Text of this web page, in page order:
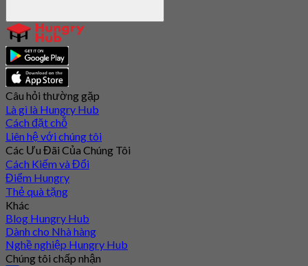
Câu hỏi thường gặp
Là gì là Hungry Hub
Cách đặt chỗ
Liên hệ với chúng tôi
Các Ưu Đãi Của Chúng Tôi
Cách Kiếm và Đổi
Điểm Hungry
Thẻ quà tặng
Khác
Blog Hungry Hub
Dành cho Nhà hàng
Nghề nghiệp Hungry Hub
Chúng tôi chấp nhận